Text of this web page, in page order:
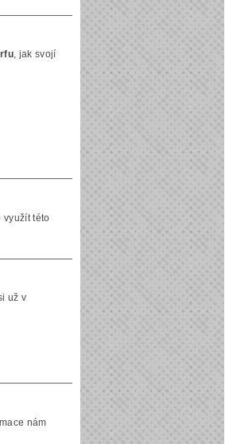
, jak svojí
využít této
už v
nám